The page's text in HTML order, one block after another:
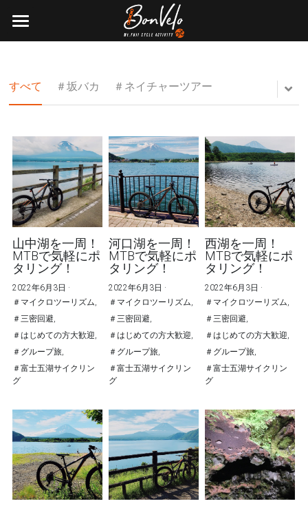
HOME
Activitys
検索
0555-22-8588
すべて ＃坂バカ ＃ネイチャーツアー
山中湖を一周！
MTBで気軽にポ
タリング！
2022年6月3日 ·
＃マイクロツーリズム,
＃三密回避,
＃はじめての方大歓迎,
＃グループ旅,
＃富士五湖サイクリン
グ
河口湖を一周！
MTBで気軽にポ
タリング！
2022年6月3日 ·
＃マイクロツーリズム,
＃三密回避,
＃はじめての方大歓迎,
＃グループ旅,
＃富士五湖サイクリン
グ
西湖を一周！
MTBで気軽にポ
タリング！
2022年6月3日 ·
＃マイクロツーリズム,
＃三密回避,
＃はじめての方大歓迎,
＃グループ旅,
＃富士五湖サイクリン
グ
ブログカテゴリー